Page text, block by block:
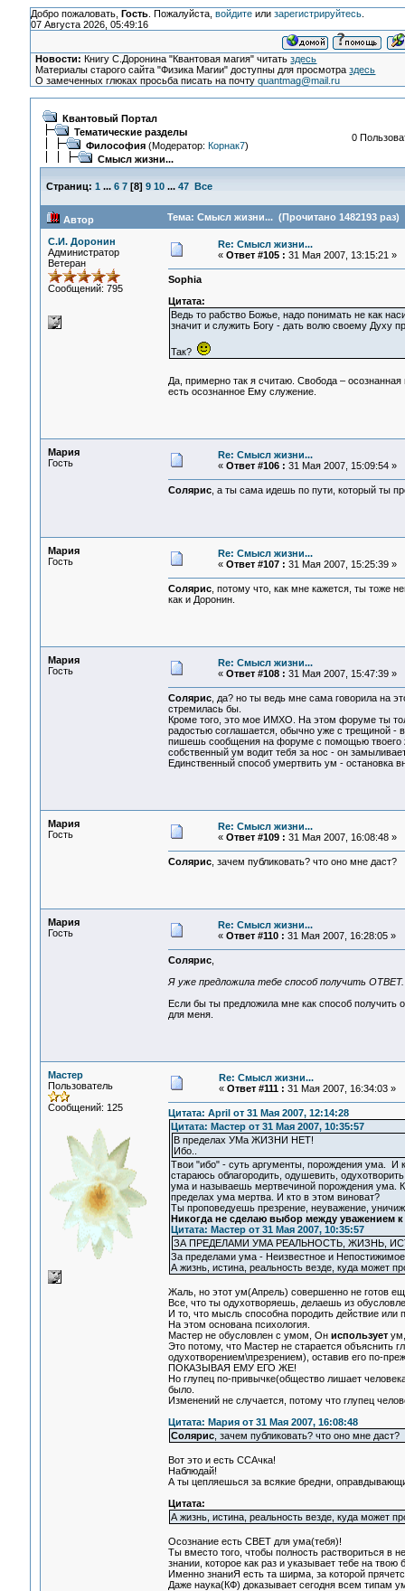
Добро пожаловать, Гость. Пожалуйста, войдитеили зарегистрируйтесь.
07 Августа 2026, 05:49:16
Новости: Книгу С.Доронина "Квантовая магия" читатьздесь
Материалы старого сайта "Физика Магии" доступны для просмотраздесь
О замеченных глюках просьба писать на почтуquantmag@mail.ru
Квантовый Портал
Тематические разделы
Философия(Модератор: Корнак7)
Смысл жизни...
0
Страниц: 1 ... 6 7[8] 9 10 ... 47 Все
Автор Тема: Смысл жизни... (Прочитано 1482193 раз)
С.И. Доронин
Администратор
Ветеран
Сообщений: 795
Re: Смысл жизни...
« Ответ #105 : 31 Мая 2007, 13:15:21 »
Sophia
Цитата:
Ведь то рабство Божье, надо понимать не как
значит и служить Богу - дать волю своему Духу
Так?
Да, примерно так я считаю. Свобода –
есть осознанное Ему служение.
Мария
Гость
Re: Смысл жизни...
« Ответ #106 : 31 Мая 2007, 15:09:54 »
Солярис, а ты сама идешь по пути, который ты
Мария
Гость
Re: Смысл жизни...
« Ответ #107 : 31 Мая 2007, 15:25:39 »
Солярис, потому что, как мне кажется, ты тоже
как и Доронин.
Мария
Гость
Re: Смысл жизни...
« Ответ #108 : 31 Мая 2007, 15:47:39 »
Солярис, да? но ты ведь мне сама говорила на
стремилась бы.
Кроме того, это мое ИМХО. На этом форуме ты
радостью соглашается, обычно уже с трещиной -
пишешь сообщения на форуме с помощью твоего
собственный ум водит тебя за нос - он
Единственный способ умертвить ум - остановка
Мария
Гость
Re: Смысл жизни...
« Ответ #109 : 31 Мая 2007, 16:08:48 »
Солярис, зачем публиковать? что оно мне даст?
Мария
Гость
Re: Смысл жизни...
« Ответ #110 : 31 Мая 2007, 16:28:05 »
Солярис,
Я уже предложила тебе способ получить ОТВЕТ.
Если бы ты предложила мне как способ
для меня.
Мастер
Пользователь
Сообщений: 125
Re: Смысл жизни...
« Ответ #111 : 31 Мая 2007, 16:34:03 »
Цитата: April от 31 Мая 2007, 12:14:28
Цитата: Мастер от 31 Мая 2007, 10:35:57
В пределах УМа ЖИЗНИ НЕТ!
Ибо..
Твои "ибо" - суть аргументы, порождения ума. И
стараюсь облагородить, одушевить,
ума и называешь мертвечиной порождения ума.
пределах ума мертва. И кто в этом виноват?
Ты проповедуешь презрение, неуважение,
Никогда не сделаю выбор между уважением
Цитата: Мастер от 31 Мая 2007, 10:35:57
ЗА ПРЕДЕЛАМИ УМА РЕАЛЬНОСТЬ, ЖИЗНЬ,
За пределами ума - Неизвестное и
А жизнь, истина, реальность везде, куда может
Жаль, но этот ум(Апрель) совершенно не готов
Все, что ты одухотворяешь, делаешь из
И то, что мысль способна породить действие или
На этом основана психология.
Мастер не обусловлен с умом, Он используетум,
Это потому, что Мастер не старается объяснить
одухотворением\презрением), оставив его по-
ПОКАЗЫВАЯ ЕМУ ЕГО ЖЕ!
Но глупец по-привычке(общество лишает
было.
Изменений не случается, потому что глупец
Цитата: Мария от 31 Мая 2007, 16:08:48
Солярис, зачем публиковать? что оно мне даст?
Вот это и есть ССАчка!
Наблюдай!
А ты цепляешься за всякие бредни,
Цитата:
А жизнь, истина, реальность везде, куда может
Осознание есть СВЕТ для ума(тебя)!
Ты вместо того, чтобы полность раствориться в
знании, которое как раз и указывает тебе на твою
Именно знаниЯ есть та ширма, за которой
Даже наука(КФ) доказывает сегодня всем типам